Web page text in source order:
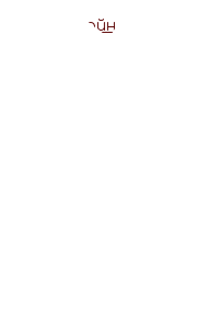
Онлайн послуги